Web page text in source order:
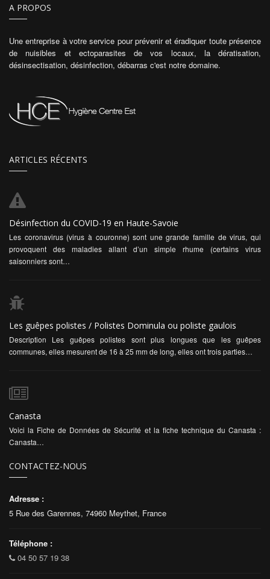
A PROPOS
Une entreprise à votre service pour prévenir et éradiquer toute présence
de nuisibles et ectoparasites de vos locaux, la dératisation,
désinsectisation, désinfection, débarras c'est notre domaine.
ARTICLES RÉCENTS
Désinfection du COVID-19 en Haute-Savoie
Les coronavirus (virus à couronne) sont une grande famille de virus, qui
provoquent des maladies allant d’un simple rhume (certains virus
saisonniers sont…
Les guêpes polistes / Polistes Dominula ou poliste gaulois
Description Les guêpes polistes sont plus longues que les guêpes
communes, elles mesurent de 16 à 25 mm de long, elles ont trois parties…
Canasta
Voici la Fiche de Données de Sécurité et la fiche technique du Canasta :
Canasta…
CONTACTEZ-NOUS
Adresse :
5 Rue des Garennes, 74960 Meythet, France
Téléphone :
04 50 57 19 38